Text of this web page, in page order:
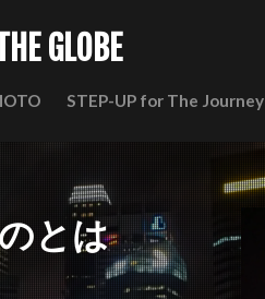
GLOBE
STEP-UP for The Journey
とは